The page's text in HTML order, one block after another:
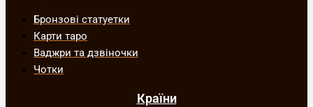
Бронзові статуетки
Карти таро
Ваджри та дзвіночки
Чотки
Країни